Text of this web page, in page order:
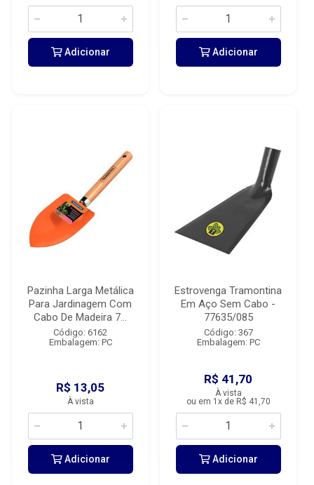
Adicionar Adicionar
Pazinha Larga Metálica
Para Jardinagem Com
Cabo De Madeira 7...
Código: 6162
Embalagem: PC
R$ 13,05
À vista
Adicionar
Estrovenga Tramontina
Em Aço Sem Cabo -
77635/085
Código: 367
Embalagem: PC
R$ 41,70
À vista
ou em 1x de R$ 41,70
Adicionar